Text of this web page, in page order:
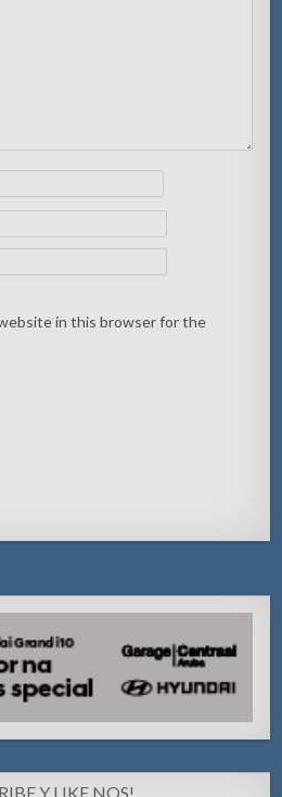
website in this browser for the
Y LIKE NOS!